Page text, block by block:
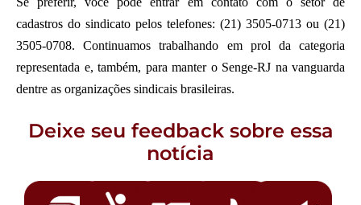
cadastros do sindicato pelos telefones: (21) 3505-0713 ou (21)
3505-0708. Continuamos trabalhando em prol da categoria
representada e, também, para manter o Senge-RJ na vanguarda
dentre as organizações sindicais brasileiras.
Deixe seu feedback sobre essa
notícia